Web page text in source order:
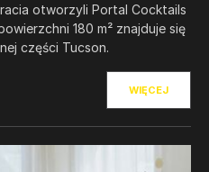
otworzyli Portal Cocktails
180 m² znajduje się
części Tucson.
WIĘCEJ